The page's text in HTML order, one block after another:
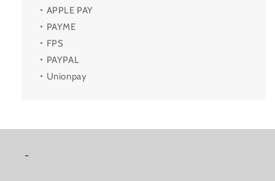
・APPLE PAY
・PAYME
・FPS
・PAYPAL
・Unionpay
-